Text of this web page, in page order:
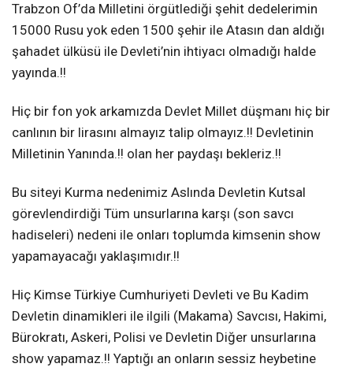
Pinterest
LinkedIn
Trabzon Of’da Milletini örgütlediği şehit dedelerimin
15000 Rusu yok eden 1500 şehir ile Atasın dan aldığı
şahadet ülküsü ile Devleti’nin ihtiyacı olmadığı halde
yayında.!!
Hiç bir fon yok arkamızda Devlet Millet düşmanı hiç bir
canlının bir lirasını almayız talip olmayız.!! Devletinin
Milletinin Yanında.!! olan her paydaşı bekleriz.!!
Bu siteyi Kurma nedenimiz Aslında Devletin Kutsal
görevlendirdiği Tüm unsurlarına karşı (son savcı
hadiseleri) nedeni ile onları toplumda kimsenin show
yapamayacağı yaklaşımıdır.!!
Hiç Kimse Türkiye Cumhuriyeti Devleti ve Bu Kadim
Devletin dinamikleri ile ilgili (Makama) Savcısı, Hakimi,
Bürokratı, Askeri, Polisi ve Devletin Diğer unsurlarına
show yapamaz.!! Yaptığı an onların sessiz heybetine